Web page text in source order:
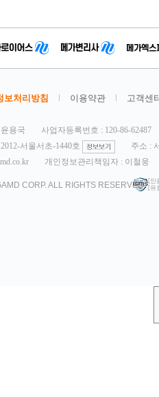
보처리방침 이용약관 고객센
용국
사업자등록번호 : 120-86-62487
서울서초-1440호
주소 :
개인정보관리책임자 : 이철웅
CORP. ALL RIGHTS RESERVED. [인
[유